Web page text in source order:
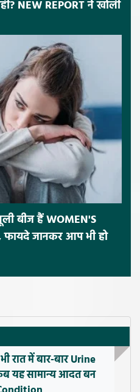
NEW REPORT ने खोली
बीज हैं WOMEN'S
फायदे जानकर आप भी हो
रात में बार-बार Urine
यह सामान्य आदत बन